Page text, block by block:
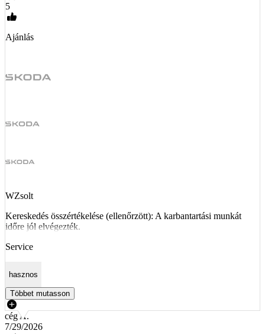
5
Ajánlás
WZsolt
Kereskedés összértékelése (ellenőrzött): A karbantartási munkát
időre jól elvégezték.
Service
hasznos
Többet mutasson
cég A.
7/29/2026